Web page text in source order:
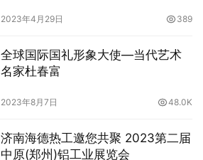
2023年4月29日 389
全球国际国礼形象大使—当代艺术
名家杜春富
2023年8月7日 48.0K
济南海德热工邀您共聚 2023第二届
中原(郑州)铝工业展览会